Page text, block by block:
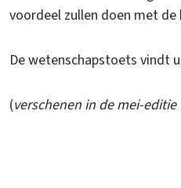
voordeel zullen doen met de
De wetenschapstoets vindt
(verschenen in de mei-